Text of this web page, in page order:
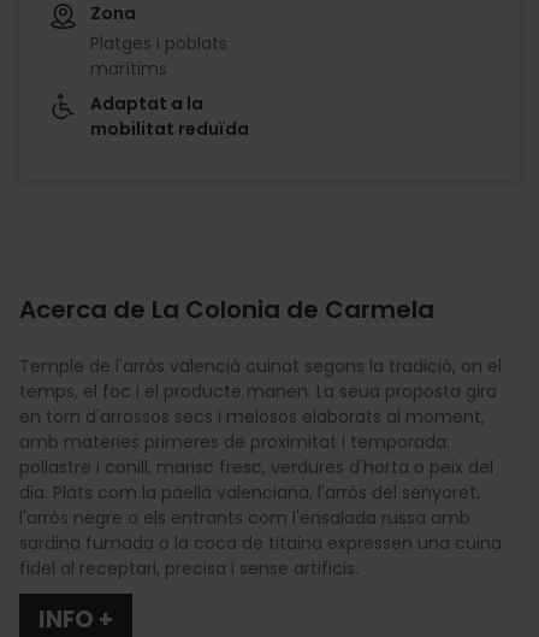
Zona
Platges i poblats
marítims
Adaptat a la
mobilitat reduïda
Acerca de La Colonia de Carmela
Temple de l'arròs valencià cuinat segons la tradició, on el
temps, el foc i el producte manen. La seua proposta gira
en torn d'arrossos secs i melosos elaborats al moment,
amb matèries primeres de proximitat i temporada:
pollastre i conill, marisc fresc, verdures d'horta o peix del
dia. Plats com la paella valenciana, l'arròs del senyoret,
l'arròs negre o els entrants com l'ensalada russa amb
sardina fumada o la coca de titaina expressen una cuina
fidel al receptari, precisa i sense artificis.
INFO +